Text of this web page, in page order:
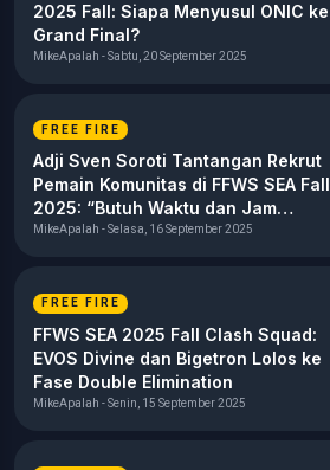
2025 Fall: Siapa Menyusul ONIC ke
Grand Final?
MikeApalah - Sabtu, 20 September 2025
FREE FIRE
Adji Sven Soroti Tantangan Rekrut
Pemain Komunitas di FFWS SEA Fall
2025: “Butuh Waktu dan Jam
Terbang”
MikeApalah - Selasa, 16 September 2025
FREE FIRE
FFWS SEA 2025 Fall Clash Squad:
EVOS Divine dan Bigetron Lolos ke
Fase Double Elimination
MikeApalah - Senin, 15 September 2025